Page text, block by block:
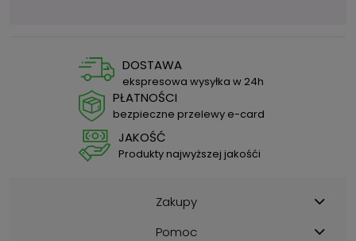
DOSTAWA
ekspresowa wysyłka w 24h
PŁATNOŚCI
bezpieczne przelewy e-card
JAKOŚĆ
Produkty najwyższej jakośći
Zakupy
Pomoc